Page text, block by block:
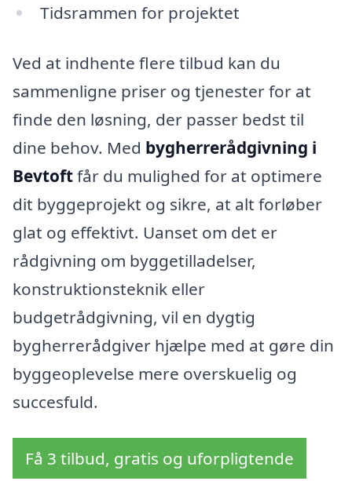
Tidsrammen for projektet
Ved at indhente flere tilbud kan du
sammenligne priser og tjenester for at
finde den løsning, der passer bedst til
dine behov. Med bygherrerådgivning i
Bevtoftfår du mulighed for at optimere
dit byggeprojekt og sikre, at alt forløber
glat og effektivt. Uanset om det er
rådgivning om byggetilladelser,
konstruktionsteknik eller
budgetrådgivning, vil en dygtig
bygherrerådgiver hjælpe med at gøre din
byggeoplevelse mere overskuelig og
succesfuld.
Få 3 tilbud, gratis og uforpligtende